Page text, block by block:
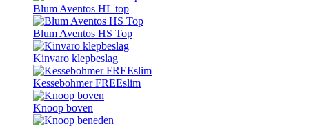
Blum Aventos HL top
Blum Aventos HS Top
Kinvaro klepbeslag
Kessebohmer FREEslim
Knoop boven